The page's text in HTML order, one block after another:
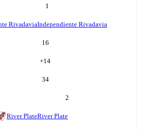
1
RivadaviaIndependiente Rivadavia
16
+14
34
2
River PlateRiver Plate